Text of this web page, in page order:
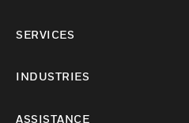
SERVICES
INDUSTRIES
ASSISTANCE